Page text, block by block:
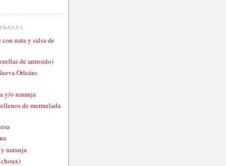
nata y salsa de
de antroido)
Orleáns
y/o naranja
de mermelada
naranja
choux)